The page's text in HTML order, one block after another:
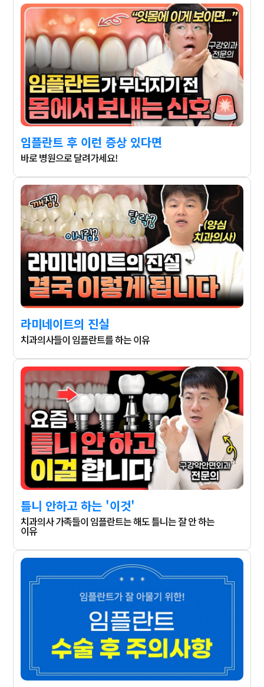
임플란트 후 이런 증상 있다면
바로 병원으로 달려가세요!
라미네이트의 진실
치과의사들이 임플란트를 하는 이유
틀니 안하고 하는 '이것'
치과의사 가족들이 임플란트는 해도 틀니는 잘 안 하는
이유